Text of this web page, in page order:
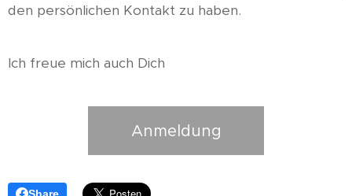
den persönlichen Kontakt zu haben.
Ich freue mich auch Dich 💖
Anmeldung
Share